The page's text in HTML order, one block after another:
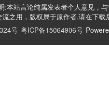
站言论纯属发表者个人意见，与
之用，版权属于原作者,请在下载
号 粤ICP备15064906号